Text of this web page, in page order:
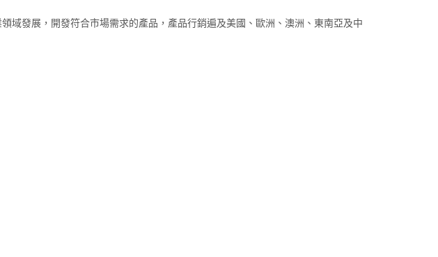
域發展，開發符合市場需求的產品，產品行銷遍及美國、歐洲、澳洲、東南亞及中